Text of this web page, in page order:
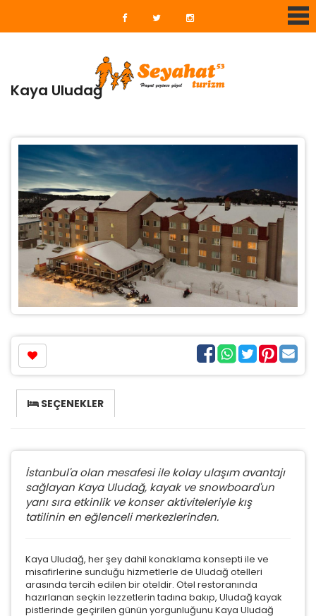
Kaya Uludağ
SEÇENEKLER
İstanbul'a olan mesafesi ile kolay ulaşım avantajı
sağlayan Kaya Uludağ, kayak ve snowboard'un
yanı sıra etkinlik ve konser aktiviteleriyle kış
tatilinin en eğlenceli merkezlerinden.
Kaya Uludağ, her şey dahil konaklama konsepti ile ve
misafirlerine sunduğu hizmetlerle de Uludağ otelleri
arasında tercih edilen bir oteldir. Otel restoranında
hazırlanan seçkin lezzetlerin tadına bakıp, Uludağ kayak
pistlerinde geçirilen günün yorgunluğunu Kaya Uludağ